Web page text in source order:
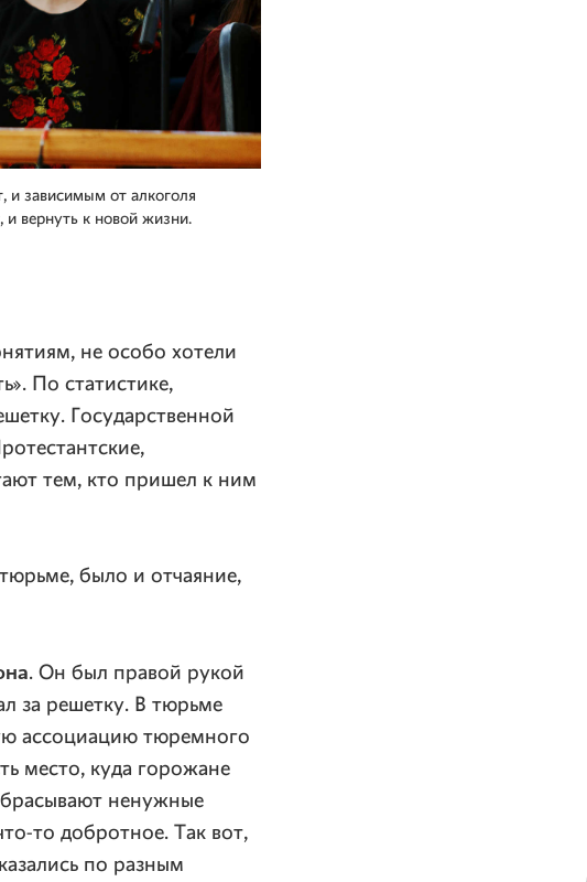
и зависимым от алкоголя
и вернуть к новой жизни.
не особо хотели
По статистике,
Государственной
тем, кто пришел к ним
было и отчаяние,
. Он был правой рукой
за решетку. В тюрьме
ассоциацию тюремного
место, куда горожане
ненужные
то добротное. Так вот,
по разным